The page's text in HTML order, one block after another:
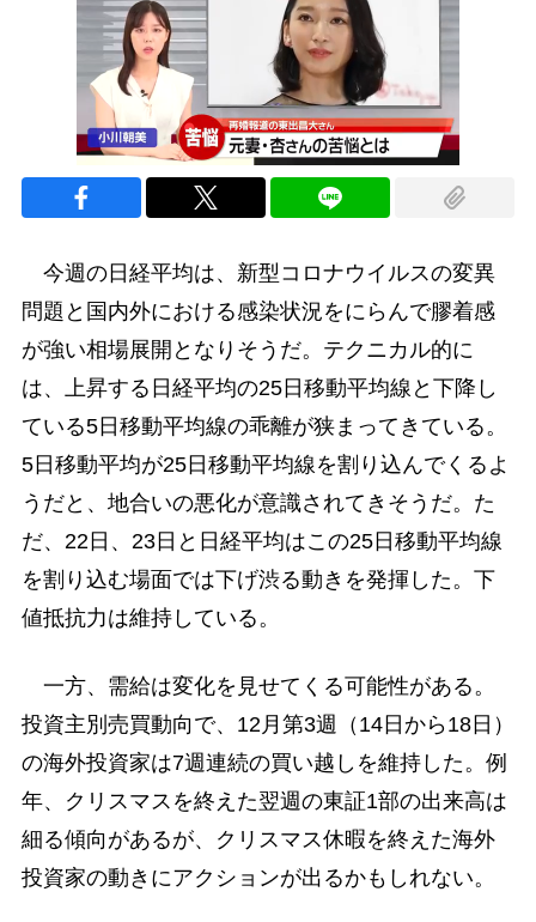
今週の日経平均は、新型コロナウイルスの変異
問題と国内外における感染状況をにらんで膠着感
が強い相場展開となりそうだ。テクニカル的に
は、上昇する日経平均の25日移動平均線と下降し
ている5日移動平均線の乖離が狭まってきている。
5日移動平均が25日移動平均線を割り込んでくるよ
うだと、地合いの悪化が意識されてきそうだ。た
だ、22日、23日と日経平均はこの25日移動平均線
を割り込む場面では下げ渋る動きを発揮した。下
値抵抗力は維持している。
一方、需給は変化を見せてくる可能性がある。
投資主別売買動向で、12月第3週（14日から18日）
の海外投資家は7週連続の買い越しを維持した。例
年、クリスマスを終えた翌週の東証1部の出来高は
細る傾向があるが、クリスマス休暇を終えた海外
投資家の動きにアクションが出るかもしれない。